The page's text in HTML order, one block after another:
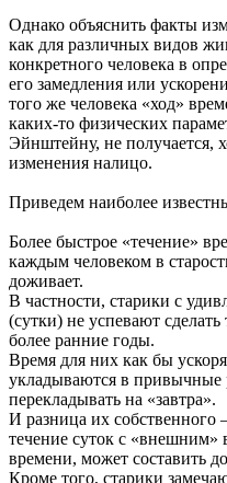
Однако объяснить факты
как для различных видов
конкретного человека в
его замедления или
того же человека «ход»
каких-то физических
Эйнштейну, не получается,
изменения налицо.
Приведем наиболее
Более быстрое «течение»
каждым человеком в
доживает.
В частности, старики с
(сутки) не успевают
более ранние годы.
Время для них как бы
укладываются в привычные
перекладывать на «завтра».
И разница их собственного
течение суток с «внешним»
времени, может составить
Кроме того, старики